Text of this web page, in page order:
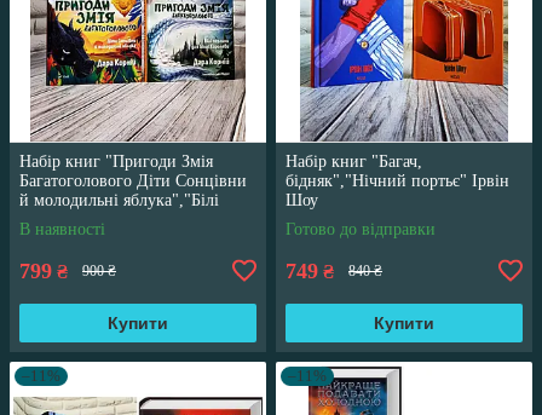
Набір книг "Пригоди Змія
Багатоголового Діти Сонцівни
й молодильні яблука","Білі
перлини для Білої Королеви"
В наявності
799 ₴ 900 ₴
Купити
Набір книг "Багач,
бідняк","Нічний портьє" Ірвін
Шоу
Готово до відправки
749 ₴ 840 ₴
Купити
–11% –11%